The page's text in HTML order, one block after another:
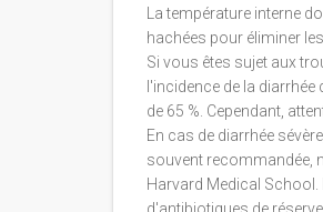
La température interne
hachées pour éliminer
Si vous êtes sujet aux
l'incidence de la
de 65 %. Cependant,
En cas de diarrhée
souvent recommandée,
Harvard Medical